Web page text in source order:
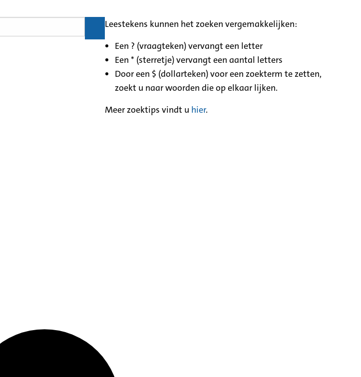
Leestekens kunnen het zoeken vergemakkelijken:
Een ? (vraagteken) vervangt een letter
Een * (sterretje) vervangt een aantal letters
Door een $ (dollarteken) voor een zoekterm te zetten,
zoekt u naar woorden die op elkaar lijken.
Meer zoektips vindt u hier.